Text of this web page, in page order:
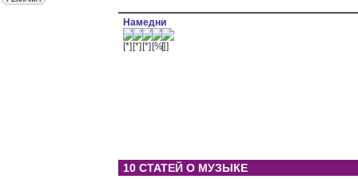
Намедни
10 СТАТЕЙ О МУЗЫКЕ